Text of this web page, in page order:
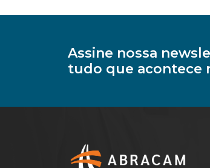
Assine nossa
tudo que acontece